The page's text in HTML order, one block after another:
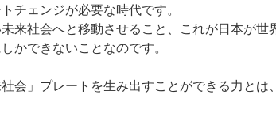
チェンジが必要な時代です。
来社会へと移動させること、これが日本が世
かできないことなのです。
会」プレートを生み出すことができる力とは